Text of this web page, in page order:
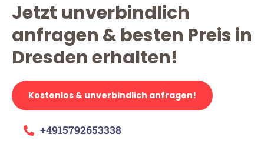
Jetzt unverbindlich
anfragen & besten Preis in
Dresden erhalten!
Kostenlos & unverbindlich anfragen!
+4915792653338